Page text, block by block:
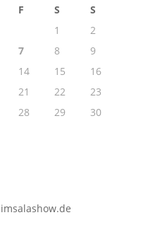
F S
S
1
2
7 8
9
14 15
16
21 22
23
28 29
30